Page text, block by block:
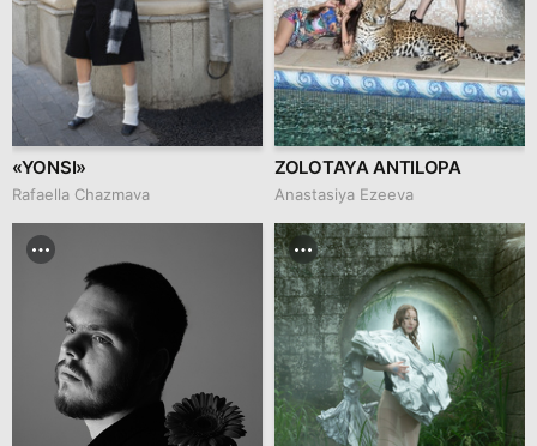
«YONSI»
Rafaella Chazmava
ZOLOTAYA ANTILOPA
Anastasiya Ezeeva